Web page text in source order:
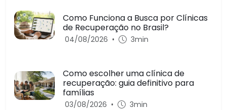
Como Funciona a Busca por Clínicas
de Recuperação no Brasil?
04/08/2026 • 3min
Como escolher uma clínica de
recuperação: guia definitivo para
famílias
03/08/2026 • 3min